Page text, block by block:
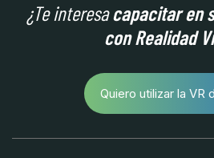
¿Te interesacapacitar en
con Realidad
Quiero utilizar la VR